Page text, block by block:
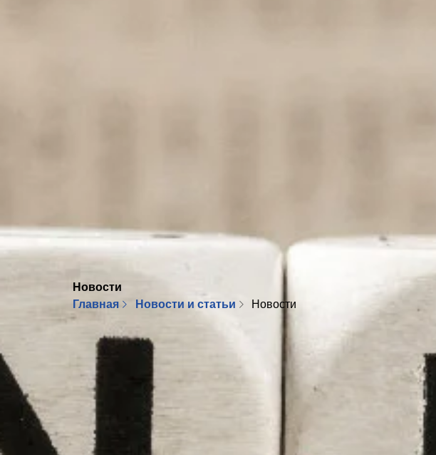
Новости
Главная
Новости и статьи Новости